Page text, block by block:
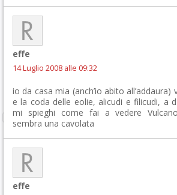
effe
14 Luglio 2008 alle 09:32
io da casa mia (anch’io abito
e la coda delle eolie, alicudi e filicudi, a
mi spieghi come fai a vedere
sembra una cavolata
effe